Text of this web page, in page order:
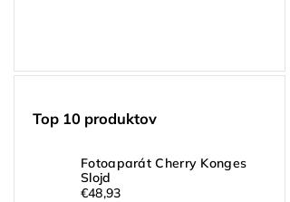
Top 10 produktov
Fotoaparát Cherry Konges
Slojd
€48,93